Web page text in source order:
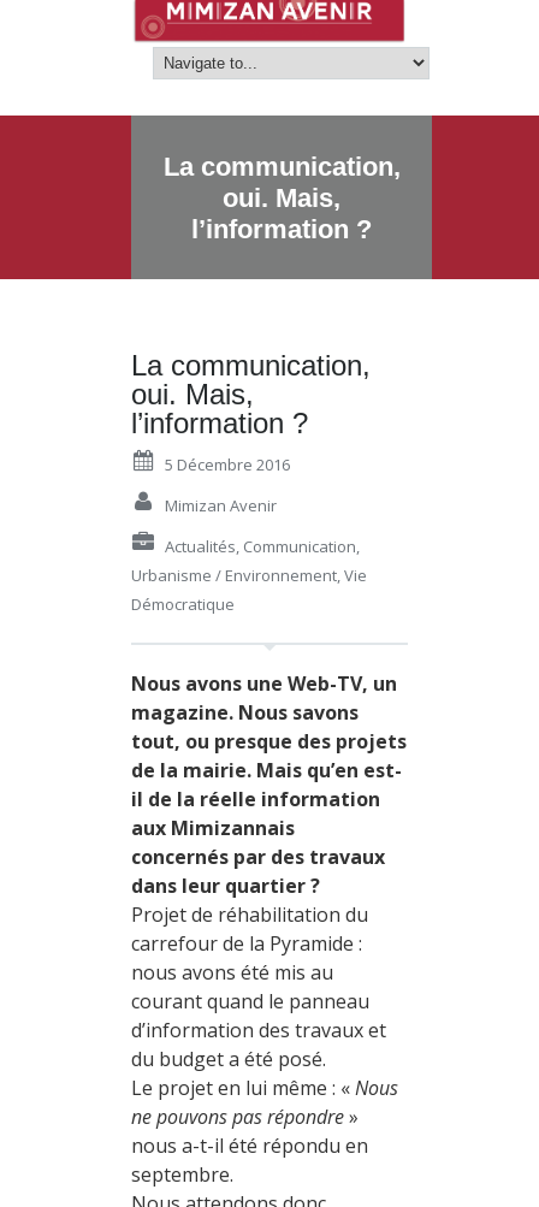
La communication,
oui. Mais,
l’information ?
La communication,
oui. Mais,
l’information ?
5 Décembre 2016
Mimizan Avenir
Actualités, Communication,
Urbanisme / Environnement,Vie
Démocratique
Nous avons une Web-TV, un
magazine. Nous savons
tout, ou presque des projets
de la mairie. Mais qu’en est-
il de la réelle information
aux Mimizannais
concernés par des travaux
dans leur quartier ?
Projet de réhabilitation du
carrefour de la Pyramide :
nous avons été mis au
courant quand le panneau
d’information des travaux et
du budget a été posé.
Le projet en lui même : «Nous
ne pouvons pas répondre»
nous a-t-il été répondu en
septembre.